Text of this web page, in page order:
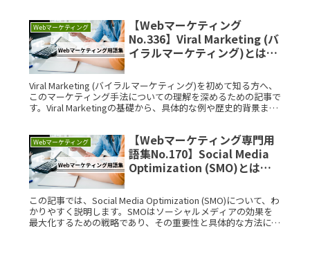
Webマーケティング
【Webマーケティング
No.336】Viral Marketing (バ
イラルマーケティング)とは？
Viral Marketing (バイラルマーケティング)を初めて知る方へ、
このマーケティング手法についての理解を深めるための記事で
す。Viral Marketingの基礎から、具体的な例や歴史的背景まで
Webマーケティング
【Webマーケティング専門用
語集No.170】Social Media
Optimization (SMO)とは？
この記事では、Social Media Optimization (SMO)について、わ
かりやすく説明します。SMOはソーシャルメディアの効果を
最大化するための戦略であり、その重要性と具体的な方法につ